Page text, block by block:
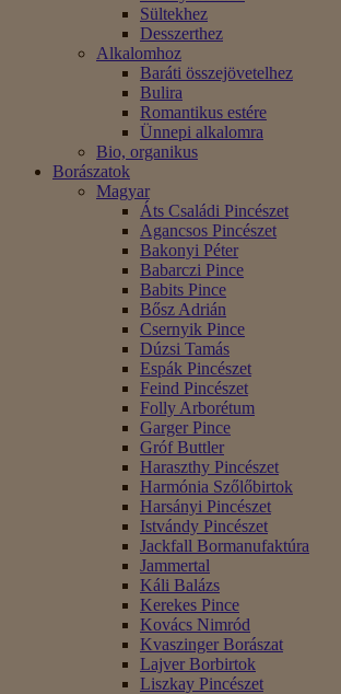
Sültekhez
Desszerthez
Alkalomhoz
Baráti összejövetelhez
Bulira
Romantikus estére
Ünnepi alkalomra
Bio, organikus
Borászatok
Magyar
Áts Családi Pincészet
Agancsos Pincészet
Bakonyi Péter
Babarczi Pince
Babits Pince
Bősz Adrián
Csernyik Pince
Dúzsi Tamás
Espák Pincészet
Feind Pincészet
Folly Arborétum
Garger Pince
Gróf Buttler
Haraszthy Pincészet
Harmónia Szőlőbirtok
Harsányi Pincészet
Istvándy Pincészet
Jackfall Bormanufaktúra
Jammertal
Káli Balázs
Kerekes Pince
Kovács Nimród
Kvaszinger Borászat
Lajver Borbirtok
Liszkay Pincészet